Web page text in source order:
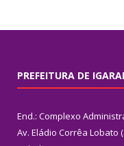
PREFEITURA DE
End.: Complexo
Av. Eládio Corrêa Lobato